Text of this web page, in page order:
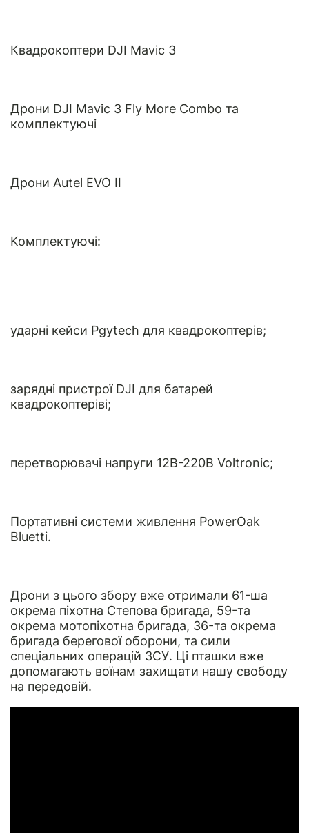
Квадрокоптери DJI Mavic 3
Дрони DJI Mavic 3 Fly More Combo та
комплектуючі
Дрони Autel EVO II
Комплектуючі:
ударні кейси Pgytech для квадрокоптерів;
зарядні пристрої DJI для батарей
квадрокоптеріві;
перетворювачі напруги 12B-220B Voltronic;
Портативні системи живлення PowerOak
Bluetti.
Дрони з цього збору вже отримали 61-ша
окрема піхотна Степова бригада, 59-та
окрема мотопіхотна бригада, 36-та окрема
бригада берегової оборони, та сили
спеціальних операцій ЗСУ. Ці пташки вже
допомагають воїнам захищати нашу свободу
на передовій.